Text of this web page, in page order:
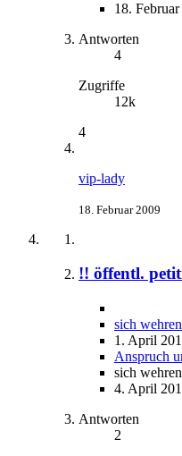
18.
Antworten
4
Zugriffe
12k
4
vip-lady
18. Februar 2009
!! öffentl.
sich wehren
1. April
Anspruch
sich wehren
4. April
Antworten
2